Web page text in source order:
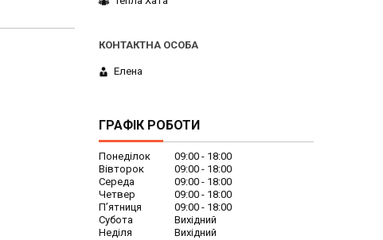
Елена
ГРАФІК РОБОТИ
Понеділок 09:00
18:00
Вівторок
09:00
18:00
Середа
09:00
18:00
Четвер
09:00
18:00
Пʼятниця
09:00
18:00
Субота
Вихідний
Неділя
Вихідний